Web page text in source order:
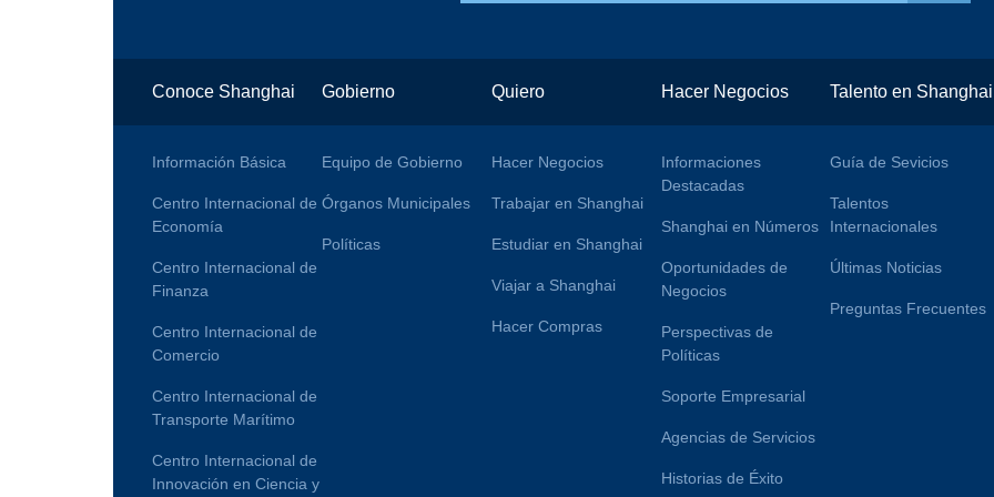
Conoce Shanghai
Información Básica
Centro Internacional de
Economía
Centro Internacional de
Finanza
Centro Internacional de
Comercio
Centro Internacional de
Transporte Marítimo
Centro Internacional de
Innovación en Ciencia y
Gobierno
Equipo de Gobierno
Órganos Municipales
Políticas
Quiero
Hacer Negocios
Trabajar en Shanghai
Estudiar en Shanghai
Viajar a Shanghai
Hacer Compras
Hacer Negocios
Informaciones
Destacadas
Shanghai en Números
Oportunidades de
Negocios
Perspectivas de
Políticas
Soporte Empresarial
Agencias de Servicios
Historias de Éxito
Talento en Shanghai
Guía de Sevicios
Talentos
Internacionales
Últimas Noticias
Preguntas Frecuentes